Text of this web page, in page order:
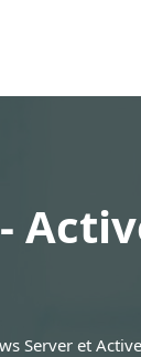
Server et